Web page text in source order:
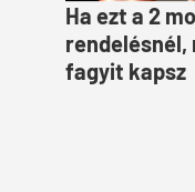
Ha ezt a 2
rendelésnél,
fagyit kapsz